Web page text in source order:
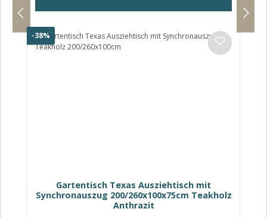
-38% Rabatt
Gartentisch Texas Ausziehtisch mit
Synchronauszug 200/260x100x75cm Teakholz
Anthrazit